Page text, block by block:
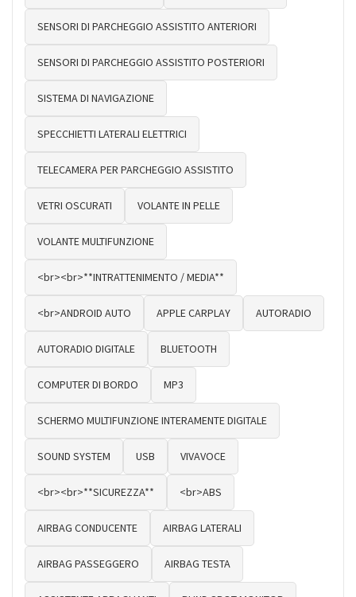
SENSORI DI PARCHEGGIO ASSISTITO ANTERIORI
SENSORI DI PARCHEGGIO ASSISTITO POSTERIORI
SISTEMA DI NAVIGAZIONE
SPECCHIETTI LATERALI ELETTRICI
TELECAMERA PER PARCHEGGIO ASSISTITO
VETRI OSCURATI VOLANTE IN PELLE
VOLANTE MULTIFUNZIONE
<br><br>**INTRATTENIMENTO / MEDIA**
<br>ANDROID AUTO APPLE CARPLAY AUTORADIO
AUTORADIO DIGITALE BLUETOOTH
COMPUTER DI BORDO MP3
SCHERMO MULTIFUNZIONE INTERAMENTE DIGITALE
SOUND SYSTEM USB VIVAVOCE
<br><br>**SICUREZZA** <br>ABS
AIRBAG CONDUCENTE AIRBAG LATERALI
AIRBAG PASSEGGERO AIRBAG TESTA